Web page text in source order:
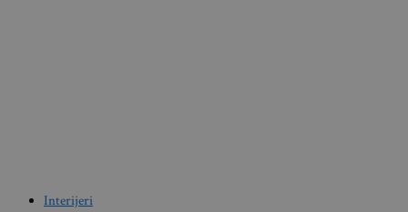
Interijeri